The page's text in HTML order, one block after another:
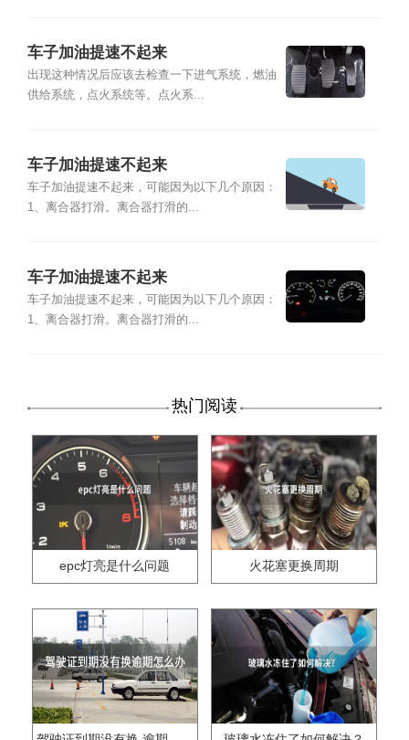
车子加油提速不起来
出现这种情况后应该去检查一下进气系统，燃油
供给系统，点火系统等。点火系...
车子加油提速不起来
车子加油提速不起来，可能因为以下几个原因：
1、离合器打滑。离合器打滑的...
车子加油提速不起来
车子加油提速不起来，可能因为以下几个原因：
1、离合器打滑。离合器打滑的...
热门阅读
epc灯亮是什么问题 火花塞更换周期